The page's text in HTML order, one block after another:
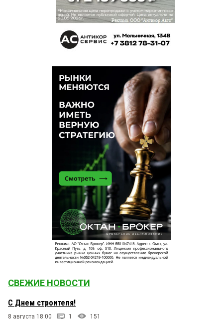
СВЕЖИЕ НОВОСТИ
С Днем строителя!
8 августа 18:00 1 151